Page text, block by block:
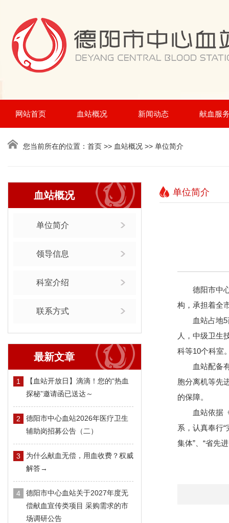
网站首页 血站概况 新闻动态 献血服
您当前所在的位置： 首页 >> 血站概况 >> 单位简介
血站概况
单位简介
领导信息
科室介绍
联系方式
最新文章
1
【血站开放日】滴滴！您的“热血
探秘”邀请函已送达～
2
德阳市中心血站2026年医疗卫生
辅助岗招募公告（二）
3
为什么献血无偿，用血收费？权威
解答→
4
德阳市中心血站关于2027年度无
偿献血宣传类项目 采购需求的市
场调研公告
单位简介
德阳市中
构， 承担着全
血站占地
人，中级卫生
科等10个科室
血站配备
胞分离机等先
的保障。
血站依据
系，认真奉行
集体”、“省先